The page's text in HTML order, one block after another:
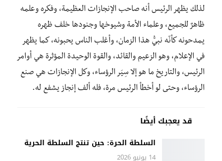
لذلك يظهر الرئيس أنه صاحب الإنجازات العظيمة، وفكره وعلمه
ظاهرٌ للجميع، وعلماء الأمة وشيوخها وجنودها خلف ظهره
يمدحونه كأنّه نبيُّ هذا الزمان، وأغلب الناس يحبونه، كما يظهر
في الإعلام، وهو الزعيم والقائد، والقوة الوحيدة المؤثرة هي أوامر
الرئيس، والتاريخ ما هو إلا سِيَر الرؤساء، وكل الإنجازات هي صنع
الرؤساء، وحتى لو أخطأ الرئيس مرة، فله ألف إنجاز يشفع له.
قد يعجبك أيضًا
السلطة الحرة: حين تنتج السلطة الحرية
14 يونيو 2026